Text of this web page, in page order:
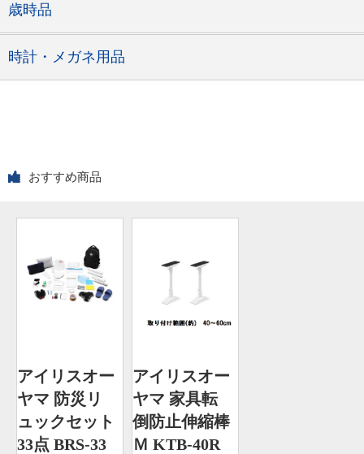
歳時品
時計・メガネ用品
おすすめ商品
アイリスオー
ヤマ 防災リ
ュックセット
33点 BRS-33
アイリスオー
ヤマ 家具転
倒防止伸縮棒
Ｍ KTB-40R